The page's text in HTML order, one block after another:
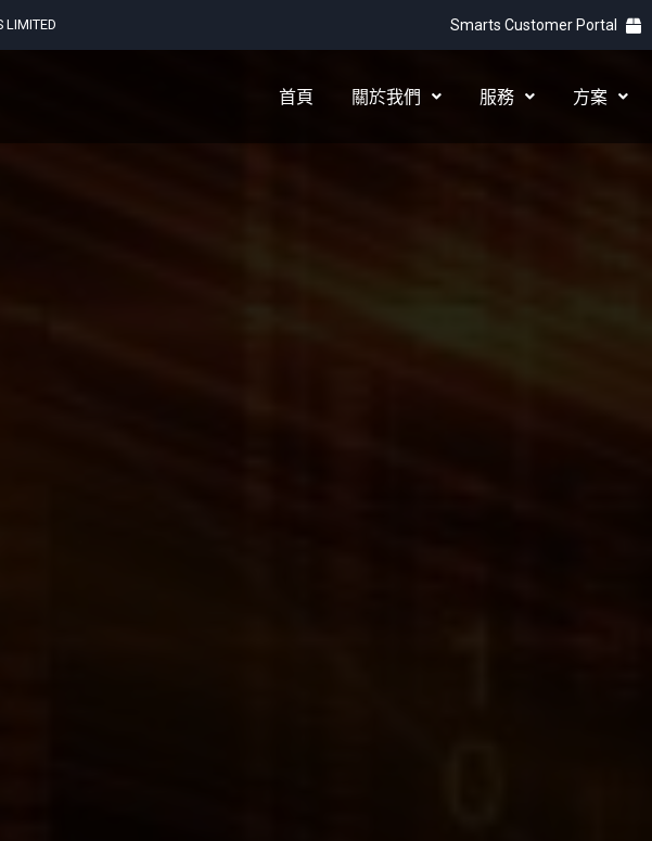
LIMITED Smarts Customer Portal
首頁 關於我們 服務 方案